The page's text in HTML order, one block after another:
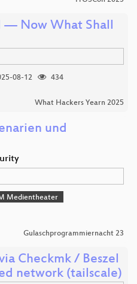
— Now What Shall
08-12
434
What Hackers Yearn 2025
und
Medientheater
Gulaschprogrammiernacht 23
Checkmk / Beszel
network (tailscale)